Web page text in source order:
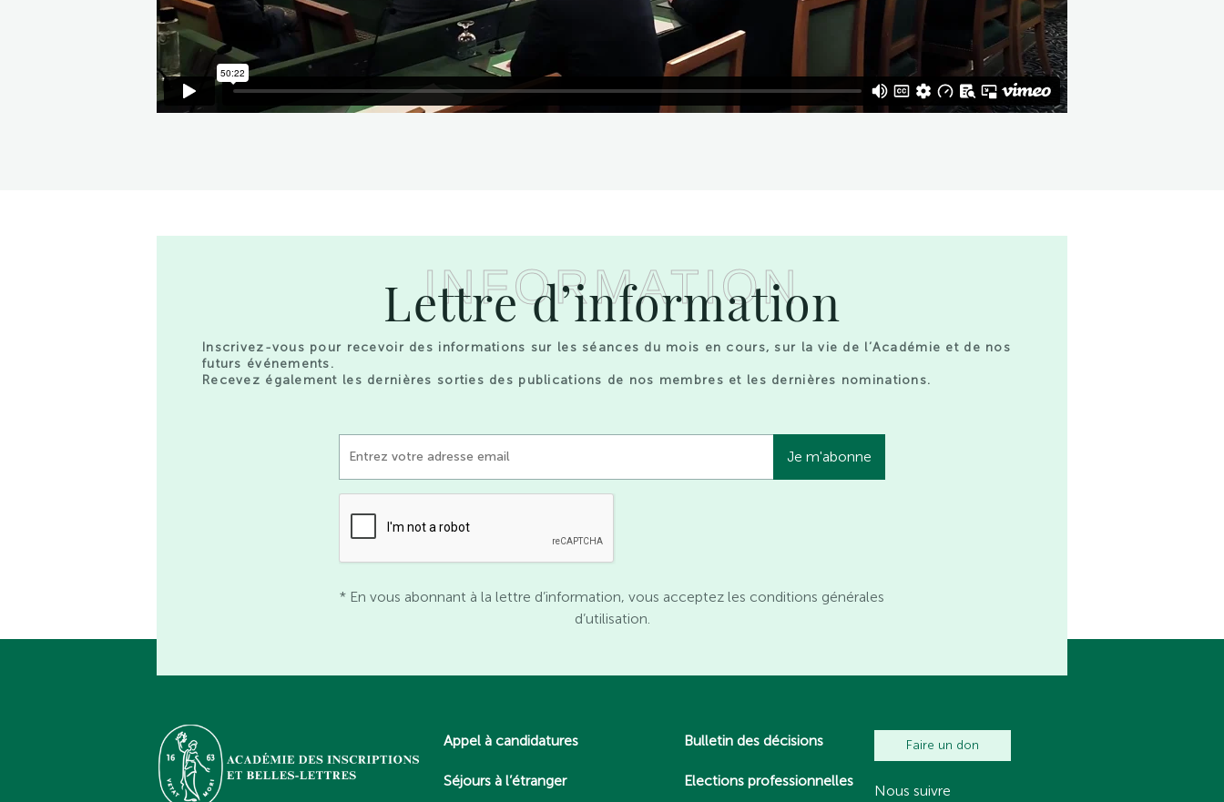
INFORMATION
Lettre d’information
Inscrivez-vous pour recevoir des informations sur les séances du mois en cours, sur la vie de l’Académie et de nos
futurs événements.
Recevez également les dernières sorties des publications de nos membres et les dernières nominations.
* En vous abonnant à la lettre d’information, vous acceptez les conditions générales
d’utilisation.
Appel à candidatures
Séjours à l’étranger
Bulletin des décisions
Elections professionnelles
Faire un don
Nous suivre